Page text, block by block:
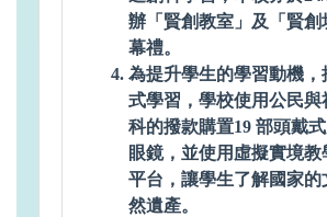
辦「賢創教室」及「賢創
幕禮。
為提升學生的學習動機，
式學習，學校使用公民與
科的撥款購置19 部頭戴
眼鏡，並使用虛擬實境教
平台，讓學生了解國家的
然遺產。